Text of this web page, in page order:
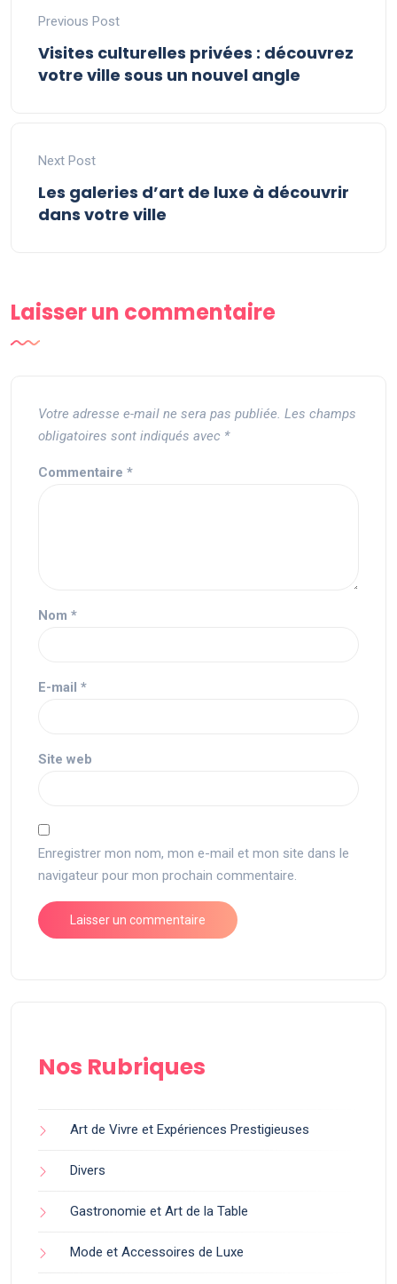
Previous Post
Visites culturelles privées : découvrez
votre ville sous un nouvel angle
Next Post
Les galeries d’art de luxe à découvrir
dans votre ville
Laisser un commentaire
Votre adresse e-mail ne sera pas publiée. Les champs
obligatoires sont indiqués avec *
Commentaire *
Nom *
E-mail *
Site web
Enregistrer mon nom, mon e-mail et mon site dans le
navigateur pour mon prochain commentaire.
Nos Rubriques
Art de Vivre et Expériences Prestigieuses
Divers
Gastronomie et Art de la Table
Mode et Accessoires de Luxe